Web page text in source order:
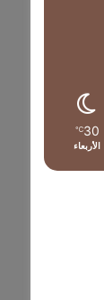
30
℃
الأربعاء